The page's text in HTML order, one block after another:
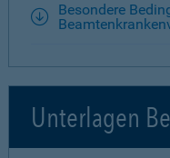
Besondere
Unterlagen